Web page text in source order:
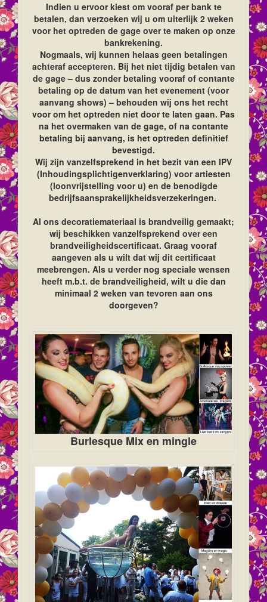
Indien u ervoor kiest om vooraf per bank te
betalen, dan verzoeken wij u om uiterlijk 2 weken
voor het optreden de gage over te maken op onze
bankrekening.
Nogmaals, wij kunnen helaas geen betalingen
achteraf accepteren. Bij het niet tijdig betalen van
de gage – dus zonder betaling vooraf of contante
betaling op de datum van het evenement (voor
aanvang shows) – behouden wij ons het recht
voor om het optreden niet door te laten gaan. Pas
na het overmaken van de gage, of na contante
betaling bij aanvang, is het optreden definitief
bevestigd.
Wij zijn vanzelfsprekend in het bezit van een IPV
(Inhoudingsplichtigenverklaring) voor artiesten
(loonvrijstelling voor u) en de benodigde
bedrijfsaansprakelijkheidsverzekeringen.
Al ons decoratiemateriaal is brandveilig gemaakt;
wij beschikken vanzelfsprekend over een
brandveiligheidscertificaat. Graag vooraf
aangeven als u wilt dat wij dit certificaat
meebrengen. Als u verder nog speciale wensen
heeft m.b.t. de brandveiligheid, wilt u die dan
minimaal 2 weken van tevoren aan ons
doorgeven?
Burlesque Mix en mingle